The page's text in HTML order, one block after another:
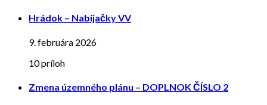
Hrádok – Nabíjačky VV
9. februára 2026
10 príloh
Zmena územného plánu – DOPLNOK ČÍSLO 2